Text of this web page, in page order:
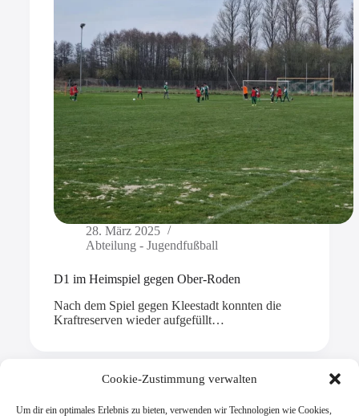
Cookie-Zustimmung verwalten
Um dir ein optimales Erlebnis zu bieten, verwenden wir Technologien wie Cookies,
28. März 2025
Abteilung - Jugendfußball
D1 im Heimspiel gegen Ober-Roden
Nach dem Spiel gegen Kleestadt konnten die
Kraftreserven wieder aufgefüllt…
Mehr laden